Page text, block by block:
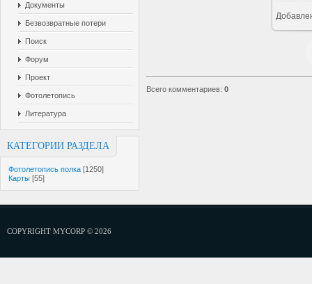
Документы
Безвозвратные потери
Поиск
Форум
Проект
Фотолетопись
Литература
КАТЕГОРИИ РАЗДЕЛА
Фотолетопись полка [1250]
Карты [55]
Всего комментариев: 0
COPYRIGHT MYCORP © 2026